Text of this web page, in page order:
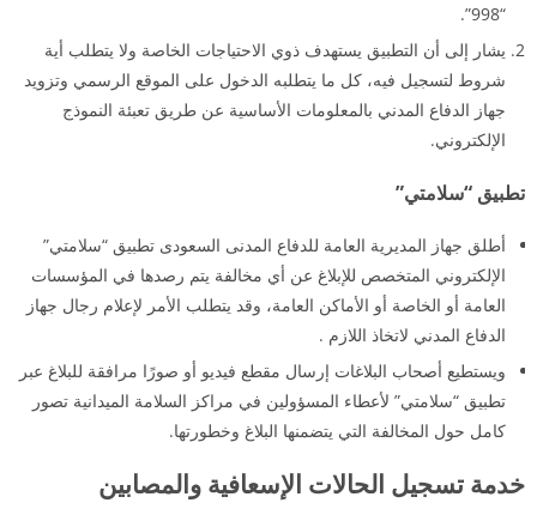
“998”.
يشار إلى أن التطبيق يستهدف ذوي الاحتياجات الخاصة ولا يتطلب أية
شروط لتسجيل فيه، كل ما يتطلبه الدخول على الموقع الرسمي وتزويد
جهاز الدفاع المدني بالمعلومات الأساسية عن طريق تعبئة النموذج
الإلكتروني.
تطبيق “سلامتي”
أطلق جهاز المديرية العامة للدفاع المدنى السعودى تطبيق “سلامتي”
الإلكتروني المتخصص للإبلاغ عن أي مخالفة يتم رصدها في المؤسسات
العامة أو الخاصة أو الأماكن العامة، وقد يتطلب الأمر لإعلام رجال جهاز
الدفاع المدني لاتخاذ اللازم .
ويستطيع أصحاب البلاغات إرسال مقطع فيديو أو صورًا مرافقة للبلاغ عبر
تطبيق “سلامتي” لأعطاء المسؤولين في مراكز السلامة الميدانية تصور
كامل حول المخالفة التي يتضمنها البلاغ وخطورتها.
خدمة تسجيل الحالات الإسعافية والمصابين